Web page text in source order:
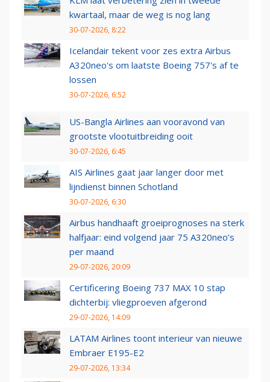
kwartaal, maar de weg is nog lang
30-07-2026, 8:22
Icelandair tekent voor zes extra Airbus
A320neo's om laatste Boeing 757's af te
lossen
30-07-2026, 6:52
US-Bangla Airlines aan vooravond van
grootste vlootuitbreiding ooit
30-07-2026, 6:45
AIS Airlines gaat jaar langer door met
lijndienst binnen Schotland
30-07-2026, 6:30
Airbus handhaaft groeiprognoses na sterk
halfjaar: eind volgend jaar 75 A320neo’s
per maand
29-07-2026, 20:09
Certificering Boeing 737 MAX 10 stap
dichterbij: vliegproeven afgerond
29-07-2026, 14:09
LATAM Airlines toont interieur van nieuwe
Embraer E195-E2
29-07-2026, 13:34